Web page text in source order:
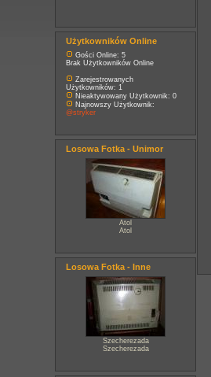
Użytkowników Online
Gości Online: 5
Brak Użytkowników Online
Zarejestrowanych
Użytkowników: 1
Nieaktywowany Użytkownik: 0
Najnowszy Użytkownik:
@stryker
Losowa Fotka - Unimor
Atol
Atol
Losowa Fotka - Inne
Szecherezada
Szecherezada